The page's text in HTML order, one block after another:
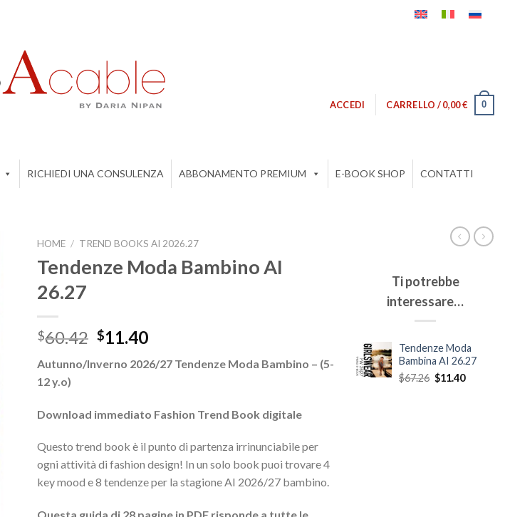
ACCEDI CARRELLO /0,00€ 0
RICHIEDI UNA CONSULENZA ABBONAMENTO PREMIUM E-BOOK SHOP CONTATTI
HOME / TREND BOOKS AI 2026.27
Tendenze Moda Bambino AI
26.27
$60.42 Il
originale
$11.40Il
attuale
Autunno/Inverno 2026/27 Tendenze Moda Bambino – (5-
12 y.o)
Download immediato Fashion Trend Book digitale
Questo trend book è il punto di partenza irrinunciabile per
ogni attività di fashion design! In un solo book puoi trovare 4
key mood e 8 tendenze per la stagione AI 2026/27 bambino.
Ti potrebbe
interessare…
Tendenze Moda
Bambina AI 26.27
$67.26 Il
$11.40Il